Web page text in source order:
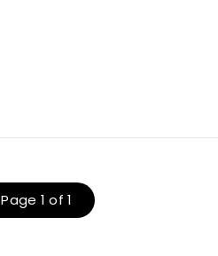
Page 1 of 1